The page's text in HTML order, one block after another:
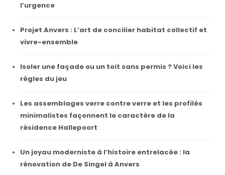
l’urgence
Projet Anvers : L’art de concilier habitat collectif et
vivre-ensemble
Isoler une façade ou un toit sans permis ? Voici les
règles du jeu
Les assemblages verre contre verre et les profilés
minimalistes façonnent le caractère de la
résidence Hallepoort
Un joyau moderniste à l’histoire entrelacée : la
rénovation de De Singel à Anvers